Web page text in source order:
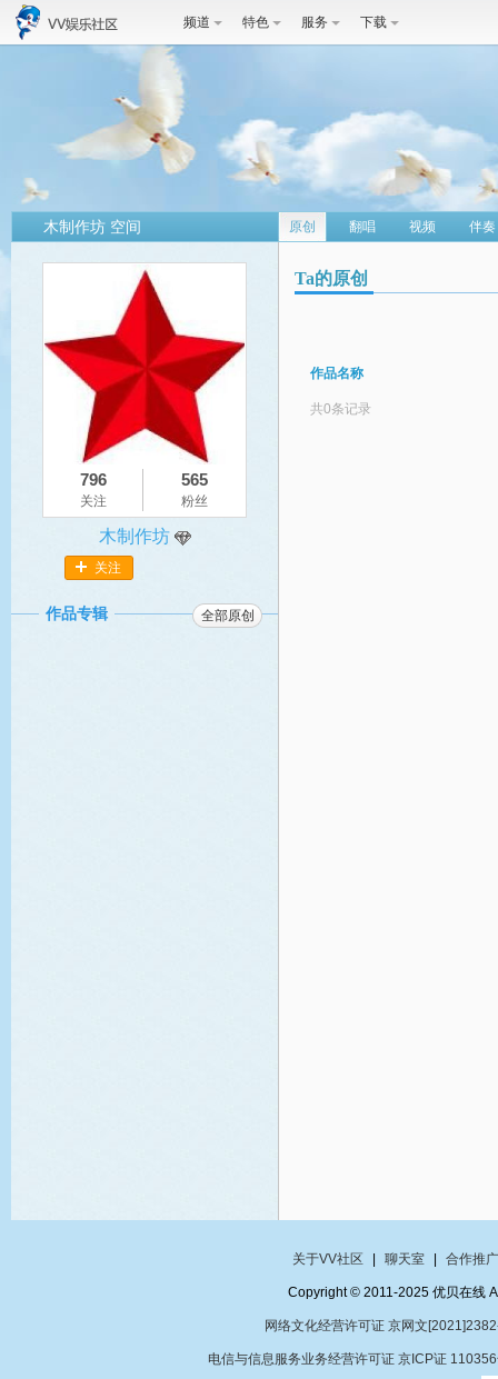
频道 特色 服务 下载
木制作坊 空间 原创 翻唱 视频 伴奏
796
关注
565
粉丝
木制作坊
关注
作品专辑 全部原创
Ta的原创
作品名称
共0条记录
关于VV社区 聊天室 合作推广
Copyright © 2011-2025 优贝在线
网络文化经营许可证 京网文
电信与信息服务业务经营许可证 京ICP证